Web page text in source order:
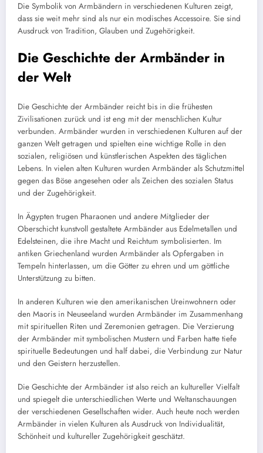
Die Symbolik von Armbändern in verschiedenen Kulturen zeigt,
dass sie weit mehr sind als nur ein modisches Accessoire. Sie sind
Ausdruck von Tradition, Glauben und Zugehörigkeit.
Die Geschichte der Armbänder in
der Welt
Die Geschichte der Armbänder reicht bis in die frühesten
Zivilisationen zurück und ist eng mit der menschlichen Kultur
verbunden. Armbänder wurden in verschiedenen Kulturen auf der
ganzen Welt getragen und spielten eine wichtige Rolle in den
sozialen, religiösen und künstlerischen Aspekten des täglichen
Lebens. In vielen alten Kulturen wurden Armbänder als Schutzmittel
gegen das Böse angesehen oder als Zeichen des sozialen Status
und der Zugehörigkeit.
In Ägypten trugen Pharaonen und andere Mitglieder der
Oberschicht kunstvoll gestaltete Armbänder aus Edelmetallen und
Edelsteinen, die ihre Macht und Reichtum symbolisierten. Im
antiken Griechenland wurden Armbänder als Opfergaben in
Tempeln hinterlassen, um die Götter zu ehren und um göttliche
Unterstützung zu bitten.
In anderen Kulturen wie den amerikanischen Ureinwohnern oder
den Maoris in Neuseeland wurden Armbänder im Zusammenhang
mit spirituellen Riten und Zeremonien getragen. Die Verzierung
der Armbänder mit symbolischen Mustern und Farben hatte tiefe
spirituelle Bedeutungen und half dabei, die Verbindung zur Natur
und den Geistern herzustellen.
Die Geschichte der Armbänder ist also reich an kultureller Vielfalt
und spiegelt die unterschiedlichen Werte und Weltanschauungen
der verschiedenen Gesellschaften wider. Auch heute noch werden
Armbänder in vielen Kulturen als Ausdruck von Individualität,
Schönheit und kultureller Zugehörigkeit geschätzt.